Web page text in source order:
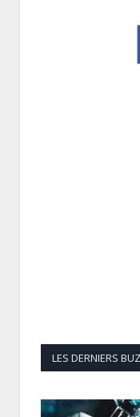
LES DERNIERS